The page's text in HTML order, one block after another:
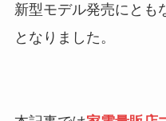
新型モデル発売にとも
となりました。